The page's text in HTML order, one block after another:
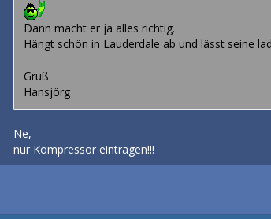
Dann macht er ja alles richtig.
Hängt schön in Lauderdale ab und lässt seine
Gruß
Hansjörg
Ne,
nur Kompressor eintragen!!!